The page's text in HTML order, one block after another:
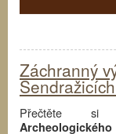
Záchranný
Přečtěte